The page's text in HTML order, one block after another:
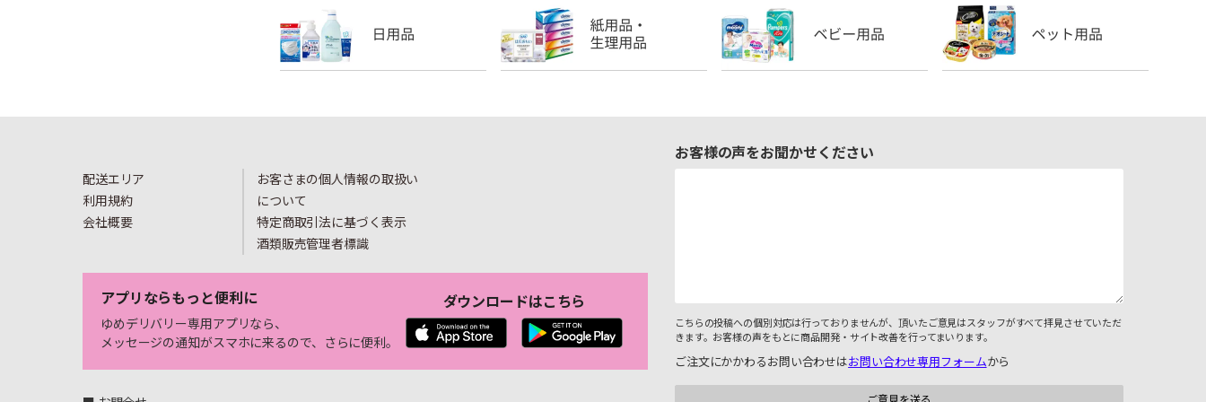
配送エリア
利用規約
会社概要
お客さまの個人情報の取扱い
について
特定商取引法に基づく表示
酒類販売管理者標識
アプリならもっと便利に
ゆめデリバリー専用アプリなら、
メッセージの通知がスマホに来るので、さらに便利。
ダウンロードはこちら
お客様の声をお聞かせください
こちらの投稿への個別対応は行っておりませんが、頂いたご意見はスタッフがすべて拝見させていただ
きます。お客様の声をもとに商品開発・サイト改善を行ってまいります。
ご注文にかかわるお問い合わせはお問い合わせ専用フォームから